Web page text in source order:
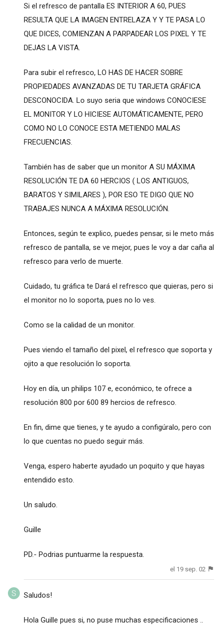
Si el refresco de pantalla ES INTERIOR A 60, PUES
RESULTA QUE LA IMAGEN ENTRELAZA Y Y TE PASA LO
QUE DICES, COMIENZAN A PARPADEAR LOS PIXEL Y TE
DEJAS LA VISTA.
Para subir el refresco, LO HAS DE HACER SOBRE
PROPIEDADES AVANZADAS DE TU TARJETA GRÁFICA
DESCONOCIDA. Lo suyo seria que windows CONOCIESE
EL MONITOR Y LO HICIESE AUTOMÁTICAMENTE, PERO
COMO NO LO CONOCE ESTA METIENDO MALAS
FRECUENCIAS.
También has de saber que un monitor A SU MÁXIMA
RESOLUCIÓN TE DA 60 HERCIOS ( LOS ANTIGUOS,
BARATOS Y SIMILARES ), POR ESO TE DIGO QUE NO
TRABAJES NUNCA A MÁXIMA RESOLUCIÓN.
Entonces, según te explico, puedes pensar, si le meto más
refresco de pantalla, se ve mejor, pues le voy a dar caña al
refresco para verlo de muerte.
Cuidado, tu gráfica te Dará el refresco que quieras, pero si
el monitor no lo soporta, pues no lo ves.
Como se la calidad de un monitor.
Pues viendo el tamaño del pixel, el refresco que soporta y
ojito a que resolución lo soporta.
Hoy en día, un philips 107 e, económico, te ofrece a
resolución 800 por 600 89 hercios de refresco.
En fin, dime que tienes, y te ayudo a configúralo, pero con
lo que cuentas no puedo seguir más.
Venga, espero haberte ayudado un poquito y que hayas
entendido esto.
Un saludo.
Guille
PD.- Podrias puntuarme la respuesta.
el 19 sep. 02
Saludos!
Hola Guille pues si, no puse muchas especificaciones ..